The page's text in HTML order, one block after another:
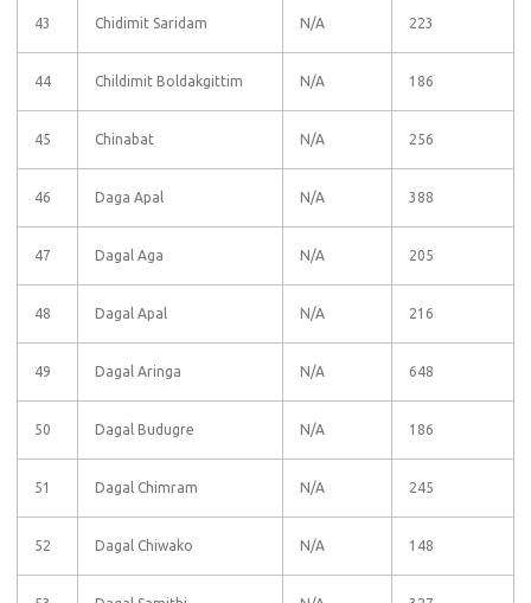
43 Chidimit Saridam N/A 223
44 Childimit Boldakgittim N/A 186
45 Chinabat N/A 256
46 Daga Apal N/A 388
47 Dagal Aga N/A 205
48 Dagal Apal N/A 216
49 Dagal Aringa N/A 648
50 Dagal Budugre N/A 186
51 Dagal Chimram N/A 245
52 Dagal Chiwako N/A 148